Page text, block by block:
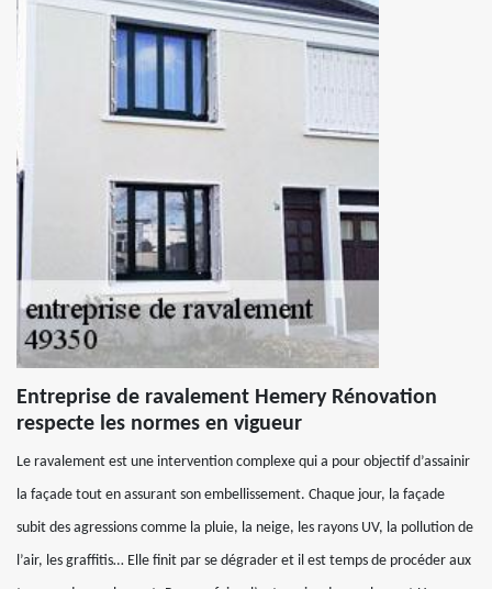
Entreprise de ravalement Hemery Rénovation
respecte les normes en vigueur
Le ravalement est une intervention complexe qui a pour objectif d’assainir
la façade tout en assurant son embellissement. Chaque jour, la façade
subit des agressions comme la pluie, la neige, les rayons UV, la pollution de
l’air, les graffitis… Elle finit par se dégrader et il est temps de procéder aux